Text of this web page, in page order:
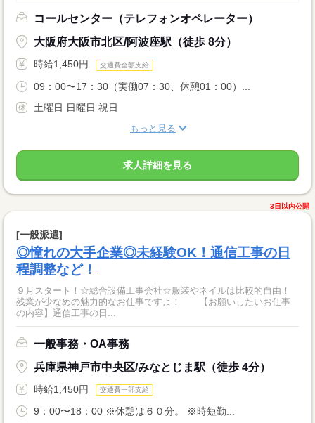
コールセンター（テレフォンオペレーター）
大阪府大阪市北区/阿波座駅（徒歩 8分）
時給1,450円 交通費全額支給
09：00〜17：30（実働07：30、休憩01：00）...
土曜日 日曜日 祝日
もっと見る
求人詳細を見る
3日以内公開
[一般派遣]
◎憧れの大手企業◎未経験OK！通信工事の日
程調整など！
９月スタート！☆総合設備工事会社☆服装やネイルは比較的自由！
残業が少なめの魅力的なお仕事ですよ！ 【お願いしたいお仕事
の内容】通信工事の日...
一般事務・OA事務
兵庫県神戸市中央区/みなとじま駅（徒歩 4分）
時給1,450円 交通費一部支給
9：00〜18：00 ※休憩は６０分。 ※時短勤...